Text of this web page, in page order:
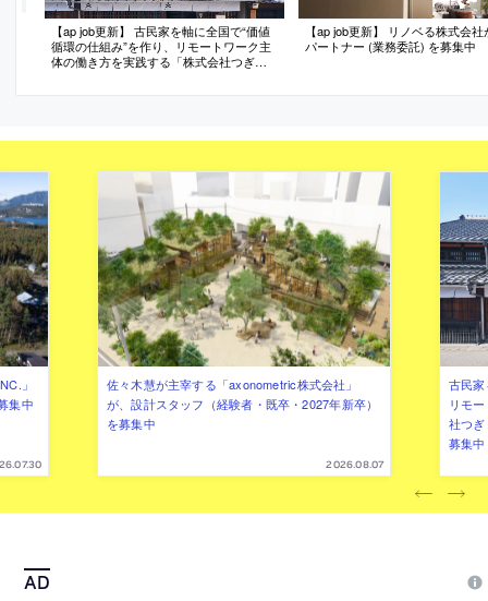
【ap job更新】 古民家を軸に全国で“価値
循環の仕組み”を作り、リモートワーク主
体の働き方を実践する「株式会社つぎ
を募集中
【ap job更新】 リノベる株式会
パートナー (業務委託) を募集中
」
集中
佐々木慧が主宰する「axonometric株式会社」
が、設計スタッフ（経験者・既卒・2027年新卒）
を募集中
2026.08.07
古民
リモ
社つ
募集中